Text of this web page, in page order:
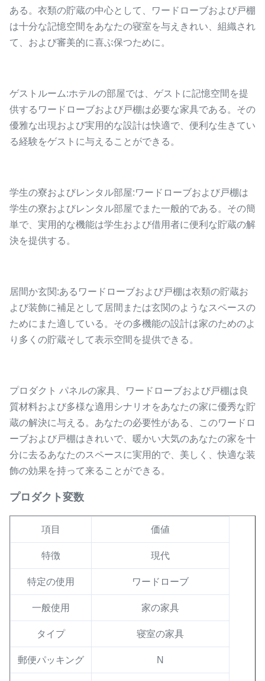
ある。衣類の貯蔵の中心として、ワードローブおよび戸棚
は十分な記憶空間をあなたの寝室を与えきれい、組織され
て、および審美的に喜ぶ保つために。
ゲストルーム:ホテルの部屋では、ゲストに記憶空間を提
供するワードローブおよび戸棚は必要な家具である。その
優雅な出現および実用的な設計は快適で、便利な生きてい
る経験をゲストに与えることができる。
学生の寮およびレンタル部屋:ワードローブおよび戸棚は
学生の寮およびレンタル部屋でまた一般的である。その簡
単で、実用的な機能は学生および借用者に便利な貯蔵の解
決を提供する。
居間か玄関:あるワードローブおよび戸棚は衣類の貯蔵お
よび装飾に補足として居間または玄関のようなスペースの
ためにまた適している。その多機能の設計は家のためのよ
り多くの貯蔵そして表示空間を提供できる。
プロダクト パネルの家具、ワードローブおよび戸棚は良
質材料および多様な適用シナリオをあなたの家に優秀な貯
蔵の解決に与える。あなたの必要性がある、このワードロ
ーブおよび戸棚はきれいで、暖かい大気のあなたの家を十
分に去るあなたのスペースに実用的で、美しく、快適な装
飾の効果を持って来ることができる。
プロダクト変数
項目 価値
特徴 現代
特定の使用 ワードローブ
一般使用 家の家具
タイプ 寝室の家具
郵便パッキング N